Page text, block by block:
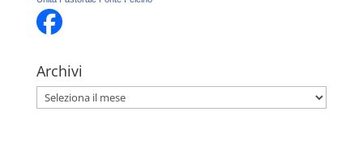
Archivi
Archivi